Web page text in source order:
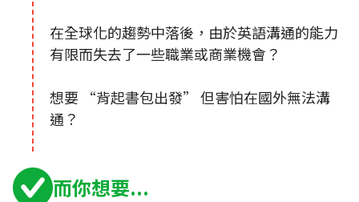
在全球化的趨勢中落後，由於英語溝通的能力
有限而失去了一些職業或商業機會？
想要 “背起書包出發” 但害怕在國外無法溝
通？
而你想要...